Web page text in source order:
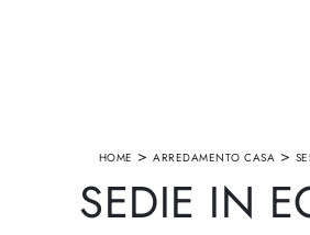
HOME >ARREDAMENTO CASA >
SEDIE IN